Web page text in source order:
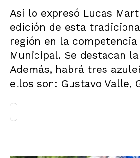
Así lo expresó Lucas
edición de esta
región en la
Municipal. Se destacan
Además, habrá tres
ellos son: Gustavo Valle,